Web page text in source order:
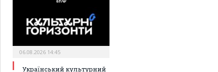
06.08.2026 14:45
Український культурний